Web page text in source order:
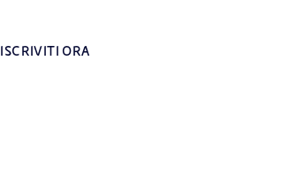
ISCRIVITI ORA